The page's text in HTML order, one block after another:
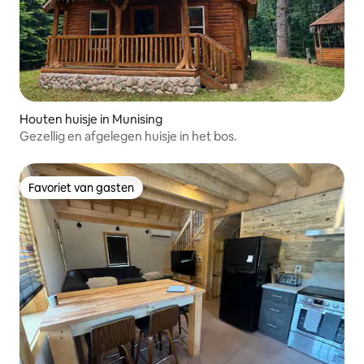
Houten huisje in Munising
Gezellig en afgelegen huisje in het bos.
Favoriet van gasten
Favoriet van gasten